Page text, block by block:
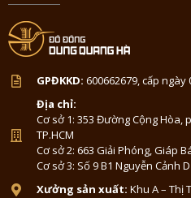
GPĐKKD: 600662679, cấp ngày
Địa chỉ:
Cơ sở 1: 353 Đường Cộng Hòa,
TP.HCM
Cơ sở 2: 663 Giải Phóng, Giáp
Cơ sở 3: Số 9 B1 Nguyễn Cảnh
Xưởng sản xuất: Khu A – Thị